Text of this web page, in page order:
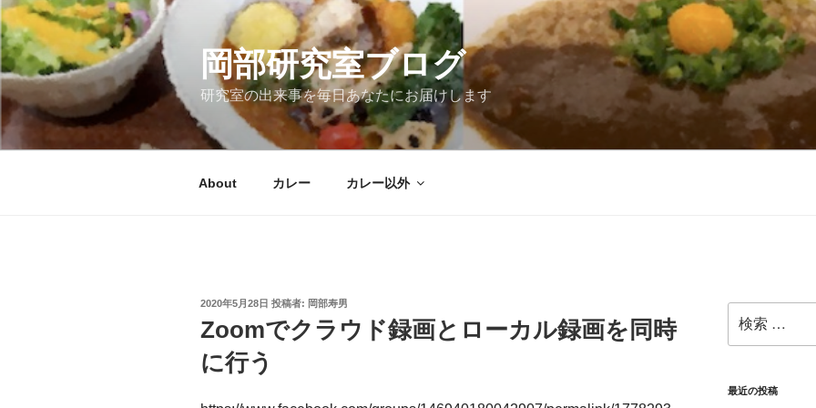
コ
ン
テ
ン
ツ
へ
ス
岡部研究室ブログ
研究室の出来事を毎日あなたにお届けします
About カレー カレー以外
投
日:
2020年5月28日 投稿者: 岡部寿男
Zoomでクラウド録画とローカル録画を同時
に行う
索:
最近の投稿